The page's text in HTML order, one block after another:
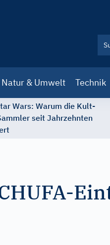
Natur & Umwelt Technik
Wars: Warum die Kult-
seit Jahrzehnten